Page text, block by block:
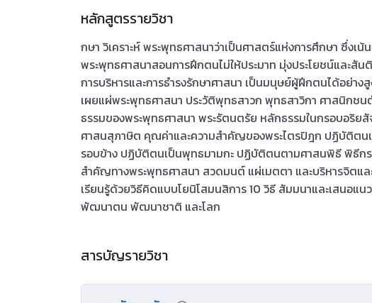
หลักสูตรรายวิชา
กษา วิเคราะห์ พระพุทธศาสนาว่าเป็นศาสตร์แห่งการศึกษา ซึ่ง
พระพุทธศาสนาสอนการฝึกตนไม่ให้ประมาท มุ่งประโยชน์และสั
การบริหารและการธำรงรักษาศาสนา เป็นมนุษย์ผู้ฝึกตนได้อย่าง
เผยแผ่พระพุทธศาสนา ประวัติพุทธสาวก พุทธสาวิกา ศาสนิกช
ธรรมของพระพุทธศาสนา พระรัตนตรัย หลักธรรมในกรอบอริ
ศาสนสุภาษิต คุณค่าและความสำคัญของพระไตรปิฎก ปฏิบัติต
รอบข้าง ปฏิบัติตนเป็นพุทธมามกะ ปฏิบัติตนตามศาสนพิธี พิธีกร
สำคัญทางพระพุทธศาสนา สวดมนต์ แผ่เมตตา และบริหารจิ
เรียนรู้ด้วยวิธีคิดแบบโยนิโสมนสิการ 10 วิธี สัมมนาและเสนอแ
พัฒนาตน พัฒนาชาติ และโลก
สารบัญรายวิชา